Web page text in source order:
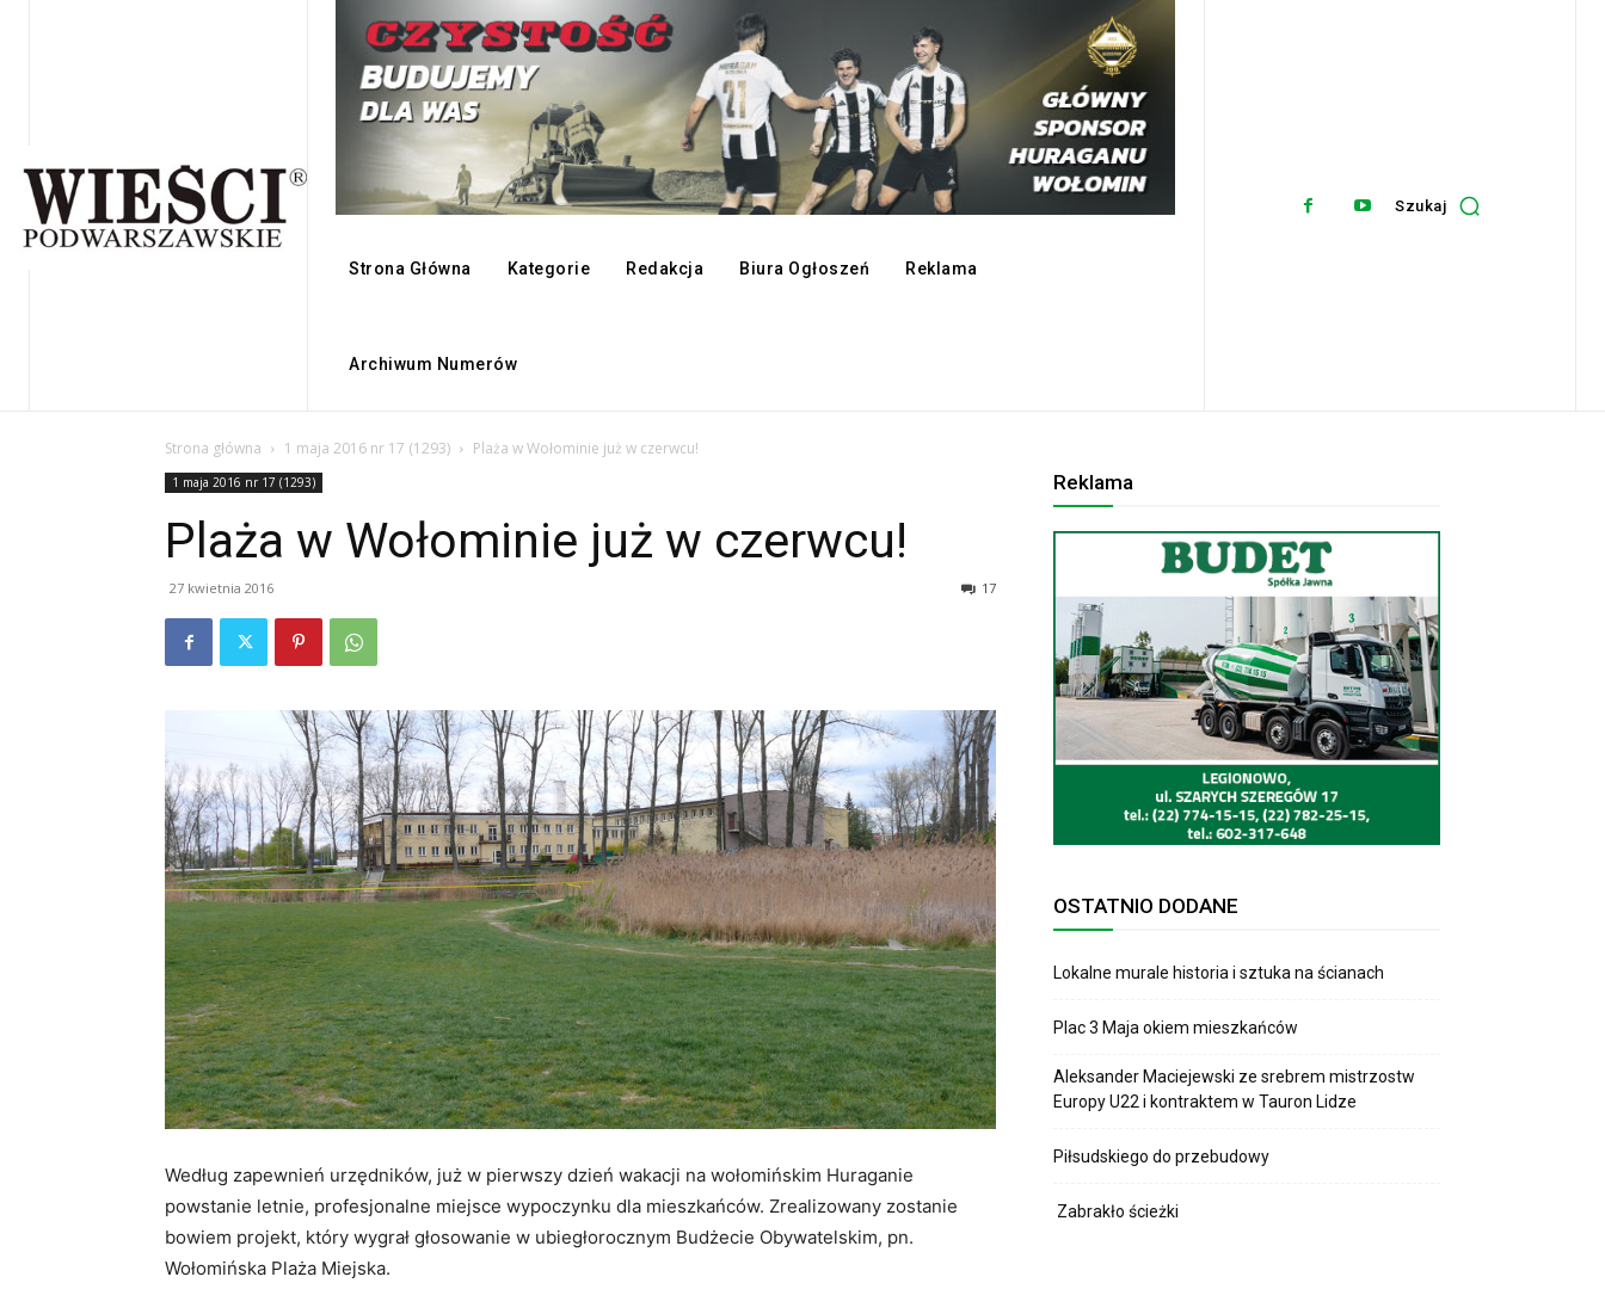
Strona Główna Kategorie Redakcja Biura Ogłoszeń Reklama
Archiwum Numerów
Szukaj
Strona główna 1 maja 2016 nr 17 (1293) Plaża w Wołominie już w czerwcu!
1 maja 2016 nr 17 (1293)
Plaża w Wołominie już w czerwcu!
27 kwietnia 2016 17
Według zapewnień urzędników, już w pierwszy dzień wakacji na wołomińskim Huraganie
powstanie letnie, profesjonalne miejsce wypoczynku dla mieszkańców. Zrealizowany zostanie
bowiem projekt, który wygrał głosowanie w ubiegłorocznym Budżecie Obywatelskim, pn.
Wołomińska Plaża Miejska.
Reklama
OSTATNIO DODANE
Lokalne murale historia i sztuka na ścianach
Plac 3 Maja okiem mieszkańców
Aleksander Maciejewski ze srebrem mistrzostw
Europy U22 i kontraktem w Tauron Lidze
Piłsudskiego do przebudowy
Zabrakło ścieżki